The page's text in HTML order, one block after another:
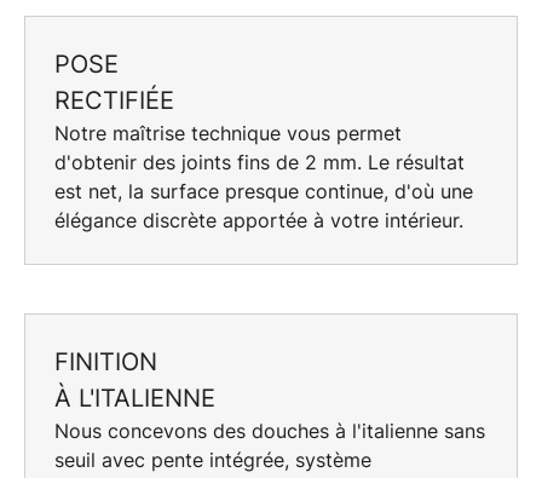
POSE
RECTIFIÉE
Notre maîtrise technique vous permet
d'obtenir des joints fins de 2 mm. Le résultat
est net, la surface presque continue, d'où une
élégance discrète apportée à votre intérieur.
FINITION
À L'ITALIENNE
Nous concevons des douches à l'italienne sans
seuil avec pente intégrée, système